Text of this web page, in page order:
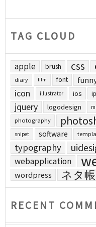
TAG CLOUD
apple brush css
diary film font
icon illustrator ios
jquery logodesign
photography
snipet software
typography
webapplication
wordpress ネタ帳
RECENT